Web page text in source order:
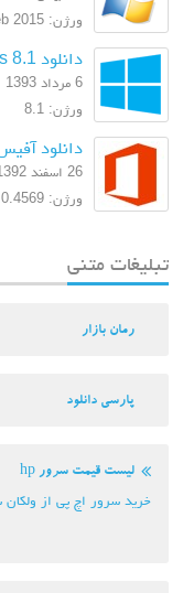
ورژن: SP1 Feb 2015
دانلود Windows 8.1
6 مرداد 1393
ورژن: 8.1
دانلود آفیس
26 اسفند 1392
ورژن: SP1 SE v15.0.4569
تبلیغات متنی
رمان بازار
پارسی دانلود
لیست قیمت سرور hp
خرید سرور اچ پی از ولکان